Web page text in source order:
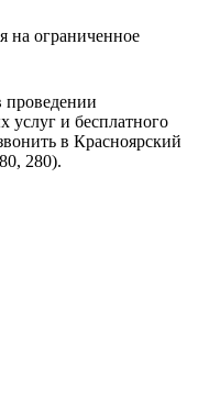
на ограниченное
проведении
услуг и бесплатного
в Красноярский
280).